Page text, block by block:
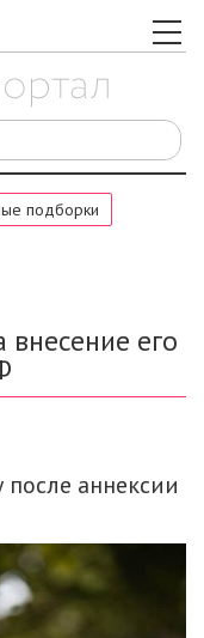
подборки
внесение его
аннексии